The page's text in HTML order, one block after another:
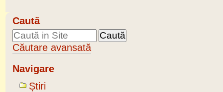
Caută
Căutare avansată
Navigare
Știri